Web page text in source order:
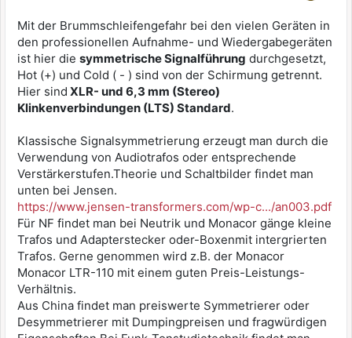
Mit der Brummschleifengefahr bei den vielen Geräten in
den professionellen Aufnahme- und Wiedergabegeräten
ist hier die symmetrische Signalführung durchgesetzt,
Hot (+) und Cold ( - ) sind von der Schirmung getrennt.
Hier sind XLR- und 6,3 mm (Stereo)
Klinkenverbindungen (LTS) Standard.
Klassische Signalsymmetrierung erzeugt man durch die
Verwendung von Audiotrafos oder entsprechende
Verstärkerstufen.Theorie und Schaltbilder findet man
unten bei Jensen.
https://www.jensen-transformers.com/wp-c.../an003.pdf
Für NF findet man bei Neutrik und Monacor gänge kleine
Trafos und Adapterstecker oder-Boxenmit intergrierten
Trafos. Gerne genommen wird z.B. der Monacor
Monacor LTR-110 mit einem guten Preis-Leistungs-
Verhältnis.
Aus China findet man preiswerte Symmetrierer oder
Desymmetrierer mit Dumpingpreisen und fragwürdigen